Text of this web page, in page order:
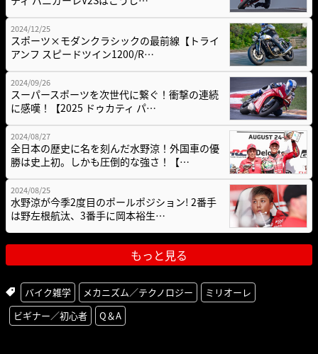
2024/12/25
スポーツ×モダンクラシックの最前線【トライ
アンフ スピードツイン1200/R…
2024/09/26
スーパースポーツを次世代に繋ぐ！衝撃の連続
に感嘆！【2025 ドゥカティ パ…
2024/08/27
全日本の歴史に名を刻んだ水野涼！外国車の優
勝は史上初。しかも圧倒的な強さ！【…
2024/08/25
水野涼が今季2度目のポールポジション! 2番手
は野左根航汰、3番手に岡本裕生…
もっと見る
バイク雑学 メカニズム／テクノロジー
ミリオーレ
ビギナー／初心者
Q＆A